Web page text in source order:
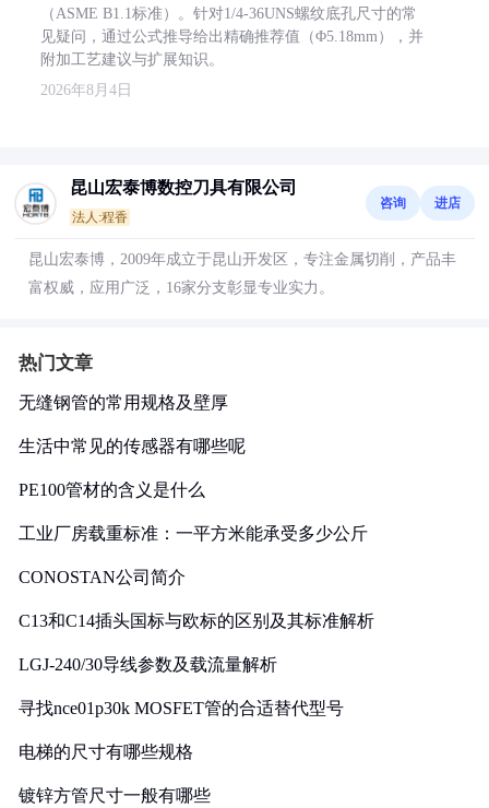
（ASME B1.1标准）。针对1/4-36UNS螺纹底孔尺寸的常
见疑问，通过公式推导给出精确推荐值（Φ5.18mm），并
附加工艺建议与扩展知识。
2026年8月4日
昆山宏泰博数控刀具有限公司
法人:程香
咨询 进店
昆山宏泰博，2009年成立于昆山开发区，专注金属切削，产品丰
富权威，应用广泛，16家分支彰显专业实力。
热门文章
无缝钢管的常用规格及壁厚
生活中常见的传感器有哪些呢
PE100管材的含义是什么
工业厂房载重标准：一平方米能承受多少公斤
CONOSTAN公司简介
C13和C14插头国标与欧标的区别及其标准解析
LGJ-240/30导线参数及载流量解析
寻找nce01p30k MOSFET管的合适替代型号
电梯的尺寸有哪些规格
镀锌方管尺寸一般有哪些